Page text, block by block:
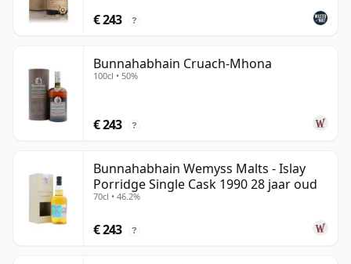
€ 243 ?
Bunnahabhain Cruach-Mhona
100cl • 50%
€ 243 ?
Bunnahabhain Wemyss Malts - Islay
Porridge Single Cask 1990 28 jaar oud
70cl • 46.2%
€ 243 ?